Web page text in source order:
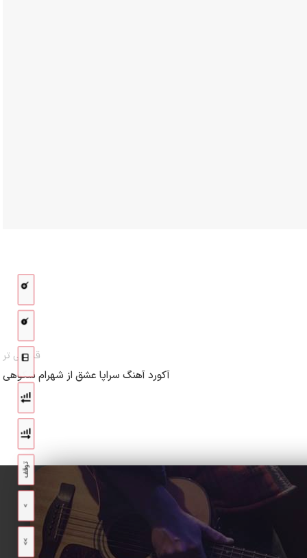
قدیمی تر
آکورد آهنگ سراپا عشق از شهرام شکوهی
توقف
>
>>